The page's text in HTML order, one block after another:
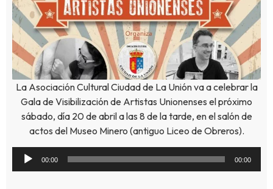
La Asociación Cultural Ciudad de La Unión va a celebrar la
Gala de Visibilización de Artistas Unionenses el próximo
sábado, día 20 de abril a las 8 de la tarde, en el salón de
actos del Museo Minero (antiguo Liceo de Obreros).
Reproductor
00:00 00:00